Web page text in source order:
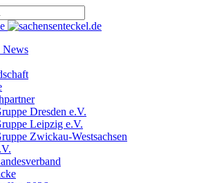
News
Dresden e.V.
Leipzig e.V.
Zwickau-Westsachsen